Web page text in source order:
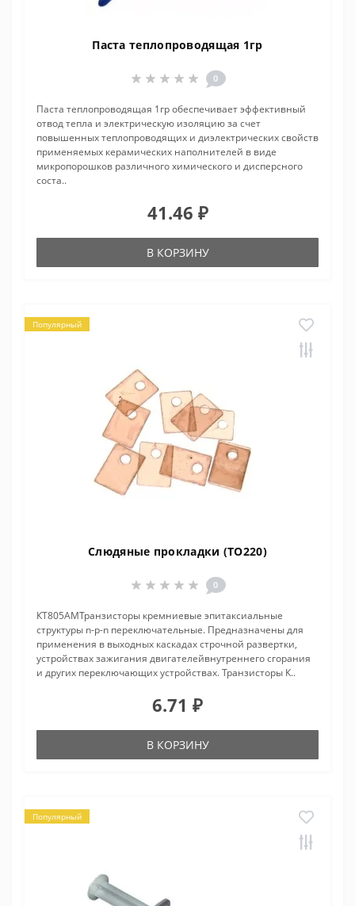
Паста теплопроводящая 1гр
0
Паста теплопроводящая 1гр обеспечивает эффективный
отвод тепла и электрическую изоляцию за счет
повышенных теплопроводящих и диэлектрических свойств
применяемых керамических наполнителей в виде
микропорошков различного химического и дисперсного
соста..
41.46 ₽
В КОРЗИНУ
Популярный
Слюдяные прокладки (TO220)
0
КТ805АМТранзисторы кремниевые эпитаксиальные
структуры n-p-n переключательные. Предназначены для
применения в выходных каскадах строчной развертки,
устройствах зажигания двигателейвнутреннего сгорания
и других переключающих устройствах. Транзисторы К..
6.71 ₽
В КОРЗИНУ
Популярный